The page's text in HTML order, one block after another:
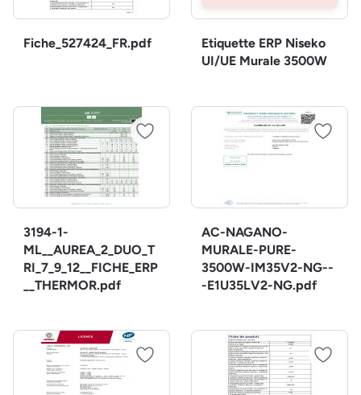
Fiche_527424_FR.pdf
Etiquette ERP Niseko
UI/UE Murale 3500W
3194-1-
ML__AUREA_2_DUO_T
RI_7_9_12__FICHE_ERP
__THERMOR.pdf
AC-NAGANO-
MURALE-PURE-
3500W-IM35V2-NG--
-E1U35LV2-NG.pdf